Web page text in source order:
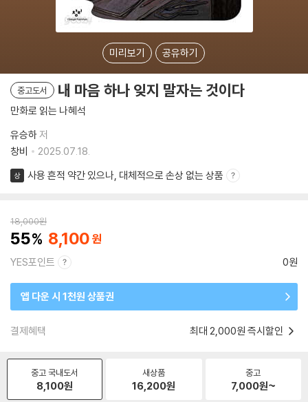
미리보기 공유하기
중고도서 내 마음 하나 잊지 말자는 것이다
만화로 읽는 나혜석
유승하저
창비
2025.07.18.
상 사용 흔적 약간 있으나, 대체적으로 손상 없는 상품
18,000원
55 8,100
YES포인트 0원
앱 다운 시 1천원 상품권
결제혜택 최대 2,000원 즉시할인
중고 국내도서
8,100원
새상품
16,200원
중고
7,000원~